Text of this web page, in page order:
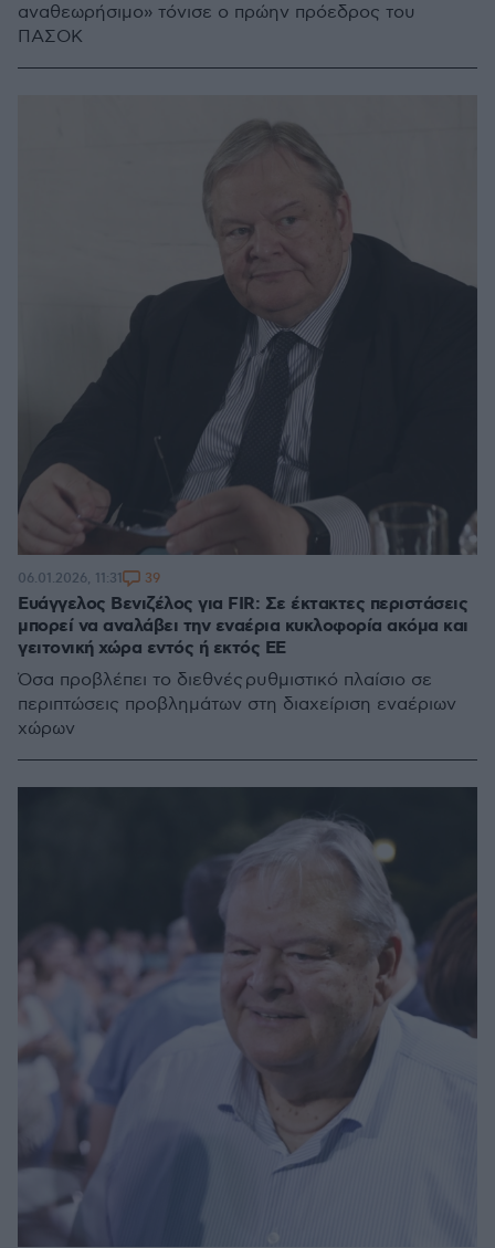
αναθεωρήσιμο» τόνισε ο πρώην πρόεδρος του
ΠΑΣΟΚ
Ευάγγελος Βενιζέλος για FIR: Σε έκτακτες περιστάσεις
μπορεί να αναλάβει την εναέρια κυκλοφορία ακόμα και
γειτονική χώρα εντός ή εκτός ΕΕ
Όσα προβλέπει το διεθνές ρυθμιστικό πλαίσιο σε
περιπτώσεις προβλημάτων στη διαχείριση εναέριων
χώρων
06.01.2026, 11:31 39